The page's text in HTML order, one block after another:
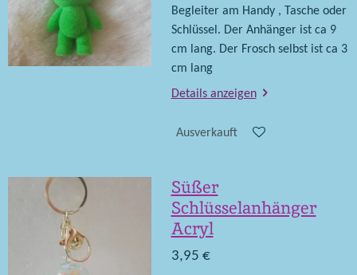
Begleiter am Handy , Tasche oder
Schlüssel. Der Anhänger ist ca 9
cm lang. Der Frosch selbst ist ca 3
cm lang
Details anzeigen
Ausverkauft
Süßer
Schlüsselanhänger
Acryl
3,95 €